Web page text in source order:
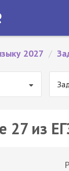
2027 /
27 из